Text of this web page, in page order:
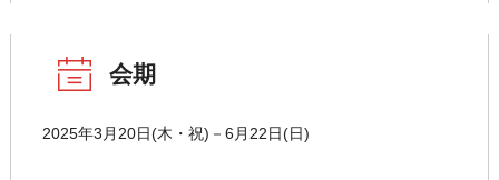
会期
2025年3月20日(木・祝)－6月22日(日)